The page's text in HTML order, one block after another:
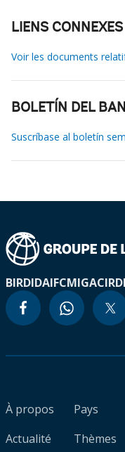
LIENS CONNEXES
Voir les documents
BOLETÍN DEL
Suscríbase al boletín
BIRDIDAIFCMIGACIRDI
À propos
Actualité
Pays
Thèmes